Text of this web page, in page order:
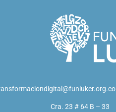
Cra. 23 # 64 B – 33